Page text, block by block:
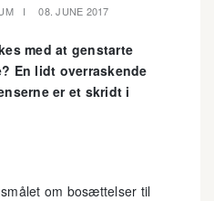
08. JUNE 2017
med at genstarte
En lidt overraskende
er et skridt i
om bosættelser til